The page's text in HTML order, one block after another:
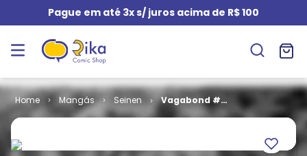
Pague em até 3x s/ juros acima de R$ 100
Mangás Seinen
Vagabond #